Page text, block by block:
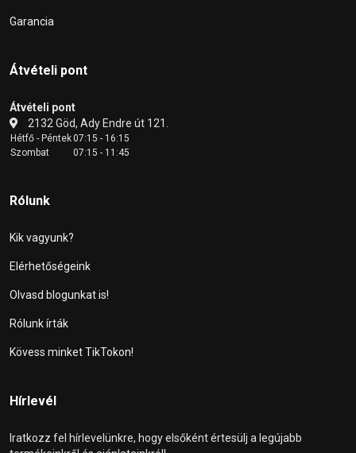
Garancia
Átvételi pont
Átvételi pont
2132 Göd, Ady Endre út 121.
Hétfő - Péntek07:15 - 16:15
Szombat
07:15 - 11:45
Rólunk
Kik vagyunk?
Elérhetőségeink
Olvasd blogunkat is!
Rólunk írták
Kövess minket TikTokon!
Hírlevél
Iratkozz fel hírlevelünkre, hogy elsőként értesülj a legújabb